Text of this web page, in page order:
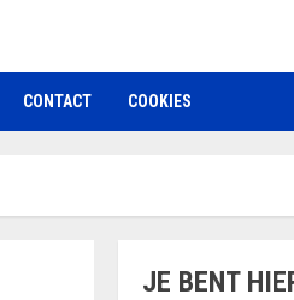
CONTACT COOKIES
JE BENT